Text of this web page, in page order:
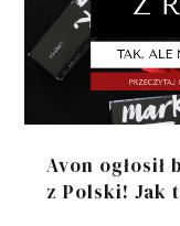
Avon
z Polski! Jak